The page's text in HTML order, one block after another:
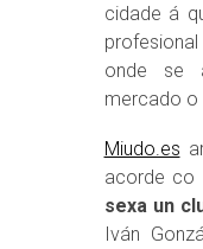
cidade á
onde se
mercado o
Miudo.es
acorde co
sexa un
Iván